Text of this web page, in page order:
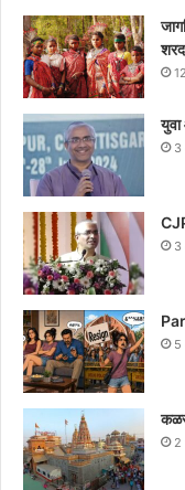
युवा
3
3
5
2